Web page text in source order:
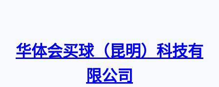
华体会买球（昆明）科技有
限公司